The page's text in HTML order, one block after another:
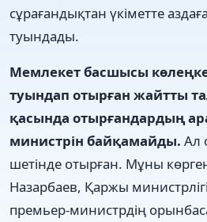
сұрағандықтан үкіметте
туындады.
Мемлекет басшысы
туындап отырған жайтты
қасында отырғандардың
министрін байқамайды. Ал
шетінде отырған. Мұны
Назарбаев, Қаржы
премьер-министрдің